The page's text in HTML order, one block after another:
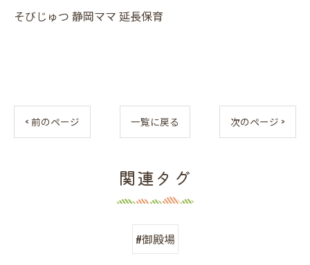
そびじゅつ 静岡ママ 延長保育
< 前のページ 一覧に戻る 次のページ >
関連タグ
#御殿場